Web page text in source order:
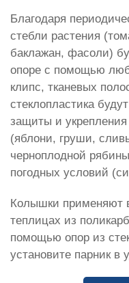
Благодаря
стебли растения
баклажан, фасоли)
опоре с помощью
клипс, тканевых
стеклопластика
защиты и
(яблони, груши,
черноплодной
погодных условий
Колышки применяют
теплицах из
помощью опор из
установите парник в